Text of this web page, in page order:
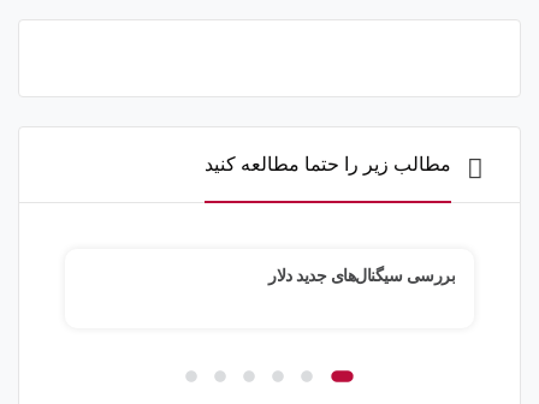
مطالب زیر را حتما مطالعه کنید
آینده طلا به کدام سو می رود؟